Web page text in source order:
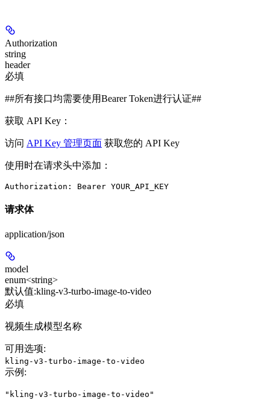
Authorization
string
header
必填
##所有接口均需要使用Bearer Token进行认证##
获取 API Key：
访问 API Key 管理页面 获取您的 API Key
使用时在请求头中添加：
Authorization: Bearer YOUR_API_KEY
请求体
application/json
model
enum<string>
默认值:kling-v3-turbo-image-to-video
必填
视频生成模型名称
可用选项:
kling-v3-turbo-image-to-video
示例 :
"kling-v3-turbo-image-to-video"